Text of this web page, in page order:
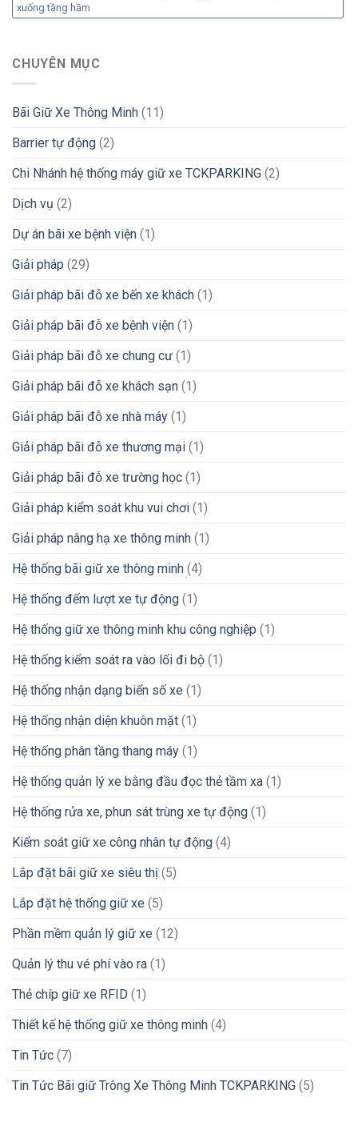
xuống tầng hầm
CHUYÊN MỤC
Bãi Giữ Xe Thông Minh (11)
Barrier tự động (2)
Chi Nhánh hệ thống máy giữ xe TCKPARKING (2)
Dịch vụ (2)
Dự án bãi xe bệnh viện (1)
Giải pháp (29)
Giải pháp bãi đỗ xe bến xe khách (1)
Giải pháp bãi đỗ xe bệnh viện (1)
Giải pháp bãi đỗ xe chung cư (1)
Giải pháp bãi đỗ xe khách sạn (1)
Giải pháp bãi đỗ xe nhà máy (1)
Giải pháp bãi đỗ xe thương mại (1)
Giải pháp bãi đỗ xe trường học (1)
Giải pháp kiểm soát khu vui chơi (1)
Giải pháp nâng hạ xe thông minh (1)
Hệ thống bãi giữ xe thông minh (4)
Hệ thống đếm lượt xe tự động (1)
Hệ thống giữ xe thông minh khu công nghiệp (1)
Hệ thống kiểm soát ra vào lối đi bộ (1)
Hệ thống nhận dạng biển số xe (1)
Hệ thống nhận diện khuôn mặt (1)
Hệ thống phân tầng thang máy (1)
Hệ thống quản lý xe bằng đầu đọc thẻ tầm xa (1)
Hệ thống rửa xe, phun sát trùng xe tự động (1)
Kiểm soát giữ xe công nhân tự động (4)
Lắp đặt bãi giữ xe siêu thị (5)
Lắp đặt hệ thống giữ xe (5)
Phần mềm quản lý giữ xe (12)
Quản lý thu vé phí vào ra (1)
Thẻ chíp giữ xe RFID (1)
Thiết kế hệ thống giữ xe thông minh (4)
Tin Tức (7)
Tin Tức Bãi giữ Trông Xe Thông Minh TCKPARKING (5)